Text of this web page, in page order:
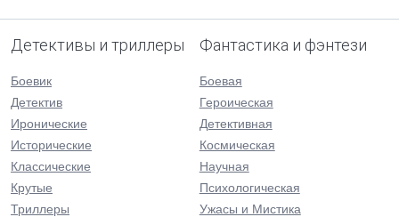
Детективы и триллеры
Боевик
Детектив
Иронические
Исторические
Классические
Крутые
Триллеры
Фантастика и фэнтези
Боевая
Героическая
Детективная
Космическая
Научная
Психологическая
Ужасы и Мистика